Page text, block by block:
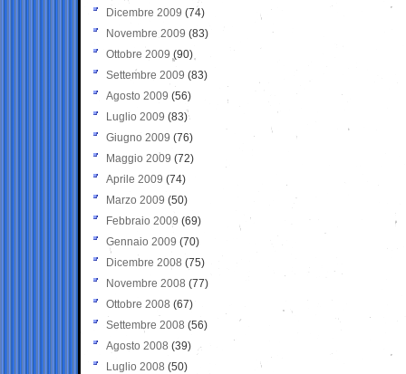
Dicembre 2009 (74)
Novembre 2009 (83)
Ottobre 2009 (90)
Settembre 2009 (83)
Agosto 2009 (56)
Luglio 2009 (83)
Giugno 2009 (76)
Maggio 2009 (72)
Aprile 2009 (74)
Marzo 2009 (50)
Febbraio 2009 (69)
Gennaio 2009 (70)
Dicembre 2008 (75)
Novembre 2008 (77)
Ottobre 2008 (67)
Settembre 2008 (56)
Agosto 2008 (39)
Luglio 2008 (50)